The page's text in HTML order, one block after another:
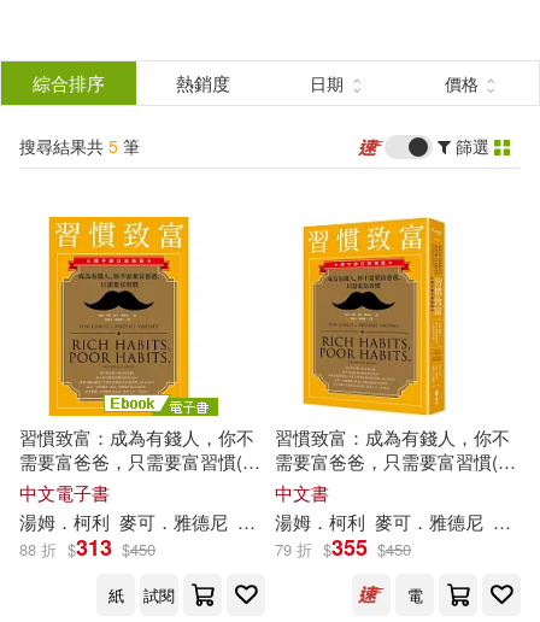
結
分類 (單選)
所有商品(5) 圖書(4)
電子書(1)
作者 (可複選)
湯姆．柯利(4)
麥可．雅德尼(4)
湯姆‧柯利(1) 麥可‧雅德尼(1)
綜合排序 熱銷度 日期 價格
搜尋結果共 5 筆 篩選
習慣致富：成為有錢人，你不
需要富爸爸，只需要富習慣(讚
不絕口加強版) (電子書)
中文電子書
湯姆 ． 柯利 麥可 ．雅德尼 楊馥嘉 羅耀宗
88 折 $313 $450
紙
試閱
習慣致富：成為有錢人，你不
需要富爸爸，只需要富習慣(讚
不絕口加強版)
中文書
湯姆 ． 柯利 麥可 ．雅德尼 楊馥
79 折 $355 $450
電